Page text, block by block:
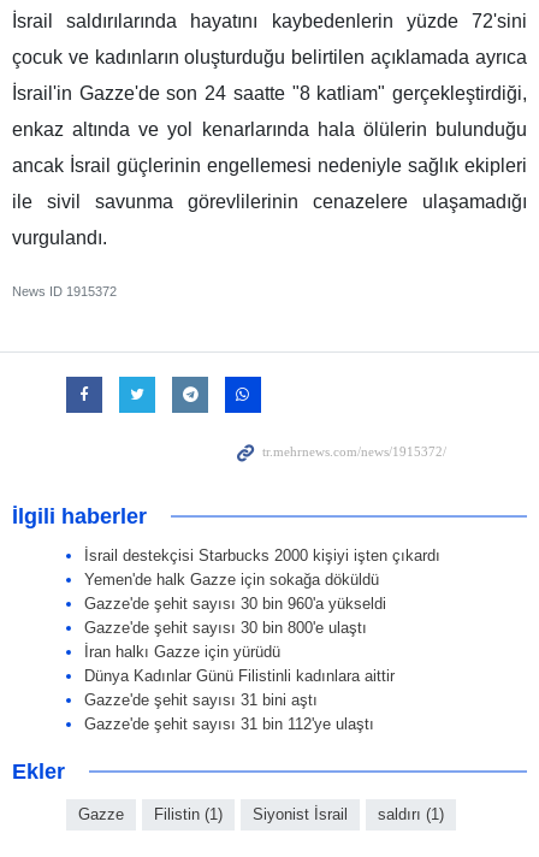
İsrail saldırılarında hayatını kaybedenlerin yüzde 72'sini
çocuk ve kadınların oluşturduğu belirtilen açıklamada ayrıca
İsrail'in Gazze'de son 24 saatte "8 katliam" gerçekleştirdiği,
enkaz altında ve yol kenarlarında hala ölülerin bulunduğu
ancak İsrail güçlerinin engellemesi nedeniyle sağlık ekipleri
ile sivil savunma görevlilerinin cenazelere ulaşamadığı
vurgulandı.
News ID 1915372
İlgili haberler
İsrail destekçisi Starbucks 2000 kişiyi işten çıkardı
Yemen'de halk Gazze için sokağa döküldü
Gazze'de şehit sayısı 30 bin 960'a yükseldi
Gazze'de şehit sayısı 30 bin 800'e ulaştı
İran halkı Gazze için yürüdü
Dünya Kadınlar Günü Filistinli kadınlara aittir
Gazze'de şehit sayısı 31 bini aştı
Gazze'de şehit sayısı 31 bin 112'ye ulaştı
Ekler
Gazze Filistin (1) Siyonist İsrail saldırı (1)